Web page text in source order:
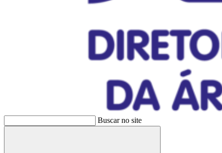
Buscar no site